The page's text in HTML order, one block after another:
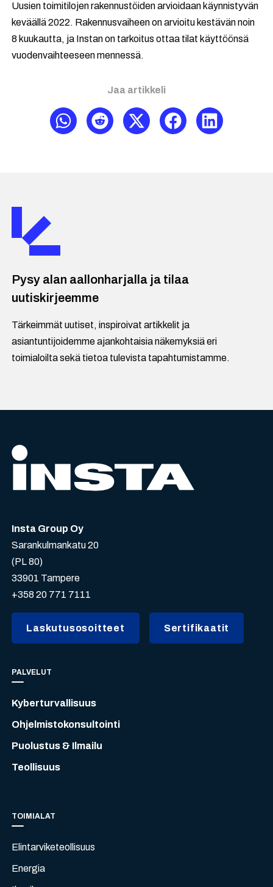
Uusien toimitilojen rakennustöiden arvioidaan käynnistyvän
keväällä 2022. Rakennusvaiheen on arvioitu kestävän noin
8 kuukautta, ja Instan on tarkoitus ottaa tilat käyttöönsä
vuodenvaihteeseen mennessä.
Jaa artikkeli
Pysy alan aallonharjalla ja tilaa
uutiskirjeemme
Tärkeimmät uutiset, inspiroivat artikkelit ja
asiantuntijoidemme ajankohtaisia näkemyksiä eri
toimialoilta sekä tietoa tulevista tapahtumistamme.
Insta Group Oy
Sarankulmankatu 20
(PL 80)
33901 Tampere
+358 20 771 7111
Laskutusosoitteet Sertifikaatit
PALVELUT
Kyberturvallisuus
Ohjelmistokonsultointi
Puolustus & Ilmailu
Teollisuus
TOIMIALAT
Elintarviketeollisuus
Energia